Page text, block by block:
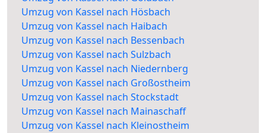
Umzug von Kassel nach Hösbach
Umzug von Kassel nach Haibach
Umzug von Kassel nach Bessenbach
Umzug von Kassel nach Sulzbach
Umzug von Kassel nach Niedernberg
Umzug von Kassel nach Großostheim
Umzug von Kassel nach Stockstadt
Umzug von Kassel nach Mainaschaff
Umzug von Kassel nach Kleinostheim